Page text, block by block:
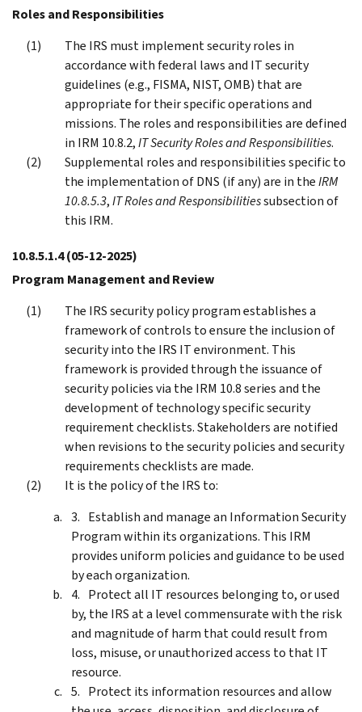
Roles and Responsibilities
The IRS must implement security roles in
accordance with federal laws and IT security
guidelines (e.g., FISMA, NIST, OMB) that are
appropriate for their specific operations and
missions. The roles and responsibilities are defined
in IRM 10.8.2,IT Security Roles and Responsibilities.
Supplemental roles and responsibilities specific to
the implementation of DNS (if any) are in theIRM
10.8.5.3,IT Roles and Responsibilitiessubsection of
this IRM.
10.8.5.1.4(05-12-2025)
Program Management and Review
The IRS security policy program establishes a
framework of controls to ensure the inclusion of
security into the IRS IT environment. This
framework is provided through the issuance of
security policies via the IRM 10.8 series and the
development of technology specific security
requirement checklists. Stakeholders are notified
when revisions to the security policies and security
requirements checklists are made.
It is the policy of the IRS to:
Establish and manage an Information Security
Program within its organizations. This IRM
provides uniform policies and guidance to be used
by each organization.
Protect all IT resources belonging to, or used
by, the IRS at a level commensurate with the risk
and magnitude of harm that could result from
loss, misuse, or unauthorized access to that IT
resource.
Protect its information resources and allow